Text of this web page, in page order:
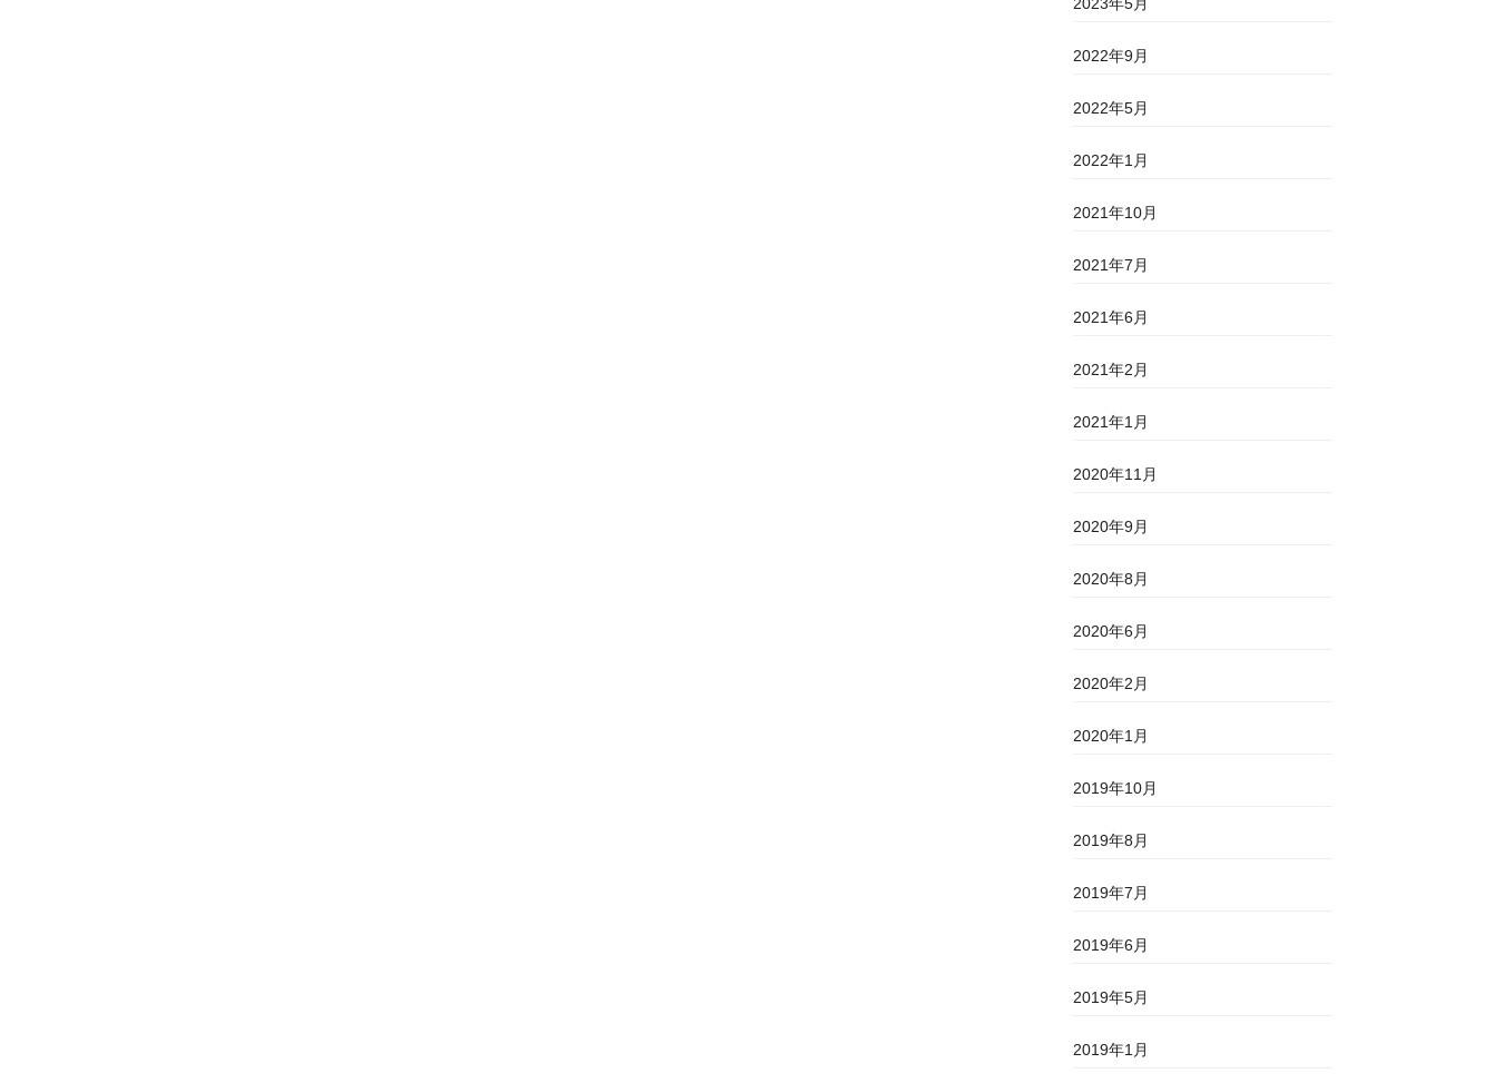
2022年9月
2022年5月
2022年1月
2021年10月
2021年7月
2021年6月
2021年2月
2021年1月
2020年11月
2020年9月
2020年8月
2020年6月
2020年2月
2020年1月
2019年10月
2019年8月
2019年7月
2019年6月
2019年5月
2019年1月